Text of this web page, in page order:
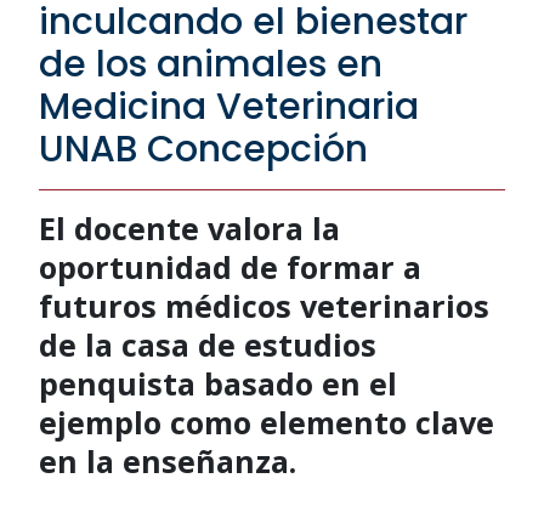
inculcando el bienestar
de los animales en
Medicina Veterinaria
UNAB Concepción
El docente valora la
oportunidad de formar a
futuros médicos veterinarios
de la casa de estudios
penquista basado en el
ejemplo como elemento clave
en la enseñanza.